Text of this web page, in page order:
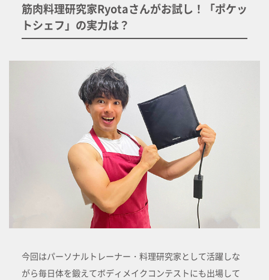
筋肉料理研究家Ryotaさんがお試し！「ポケッ
トシェフ」の実力は？
今回はパーソナルトレーナー・料理研究家として活躍しな
がら毎日体を鍛えてボディメイクコンテストにも出場して